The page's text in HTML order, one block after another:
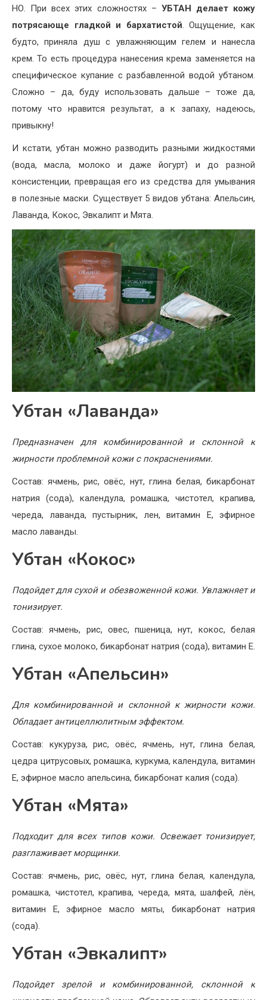
НО. При всех этих сложностях – УБТАН делает кожу
потрясающе гладкой и бархатистой. Ощущение, как
будто, приняла душ с увлажняющим гелем и нанесла
крем. То есть процедура нанесения крема заменяется на
специфическое купание с разбавленной водой убтаном.
Сложно – да, буду использовать дальше – тоже да,
потому что нравится результат, а к запаху, надеюсь,
привыкну!
И кстати, убтан можно разводить разными жидкостями
(вода, масла, молоко и даже йогурт) и до разной
консистенции, превращая его из средства для умывания
в полезные маски. Существует 5 видов убтана: Апельсин,
Лаванда, Кокос, Эвкалипт и Мята.
Убтан «Лаванда»
Предназначен для комбинированной и склонной к
жирности проблемной кожи с покраснениями.
Состав: ячмень, рис, овёс, нут, глина белая, бикарбонат
натрия (сода), календула, ромашка, чистотел, крапива,
череда, лаванда, пустырник, лен, витамин Е, эфирное
масло лаванды.
Убтан «Кокос»
Подойдет для сухой и обезвоженной кожи. Увлажняет и
тонизирует.
Состав: ячмень, рис, овес, пшеница, нут, кокос, белая
глина, сухое молоко, бикарбонат натрия (сода), витамин Е.
Убтан «Апельсин»
Для комбинированной и склонной к жирности кожи.
Обладает антицеллюлитным эффектом.
Состав: кукуруза, рис, овёс, ячмень, нут, глина белая,
цедра цитрусовых, ромашка, куркума, календула, витамин
Е, эфирное масло апельсина, бикарбонат калия (сода).
Убтан «Мята»
Подходит для всех типов кожи. Освежает тонизирует,
разглаживает морщинки.
Состав: ячмень, рис, овёс, нут, глина белая, календула,
ромашка, чистотел, крапива, череда, мята, шалфей, лён,
витамин Е, эфирное масло мяты, бикарбонат натрия
(сода).
Убтан «Эвкалипт»
Подойдет зрелой и комбинированной, склонной к